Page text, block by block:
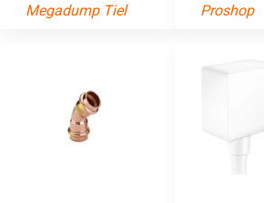
Megadump Tiel
Proshop